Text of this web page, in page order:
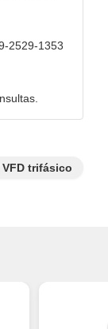
2529-1353
VFD trifásico